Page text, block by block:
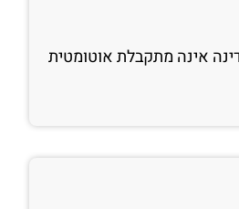
אינה מתקבלת אוטומטית